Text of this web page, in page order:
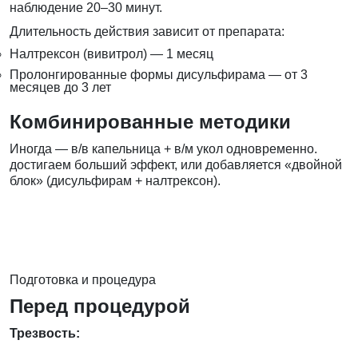
наблюдение 20–30 минут.
Длительность действия зависит от препарата:
Налтрексон (вивитрол) — 1 месяц
Пролонгированные формы дисульфирама — от 3
месяцев до 3 лет
Комбинированные методики
Иногда — в/в капельница + в/м укол одновременно.
достигаем больший эффект, или добавляется «двойной
блок» (дисульфирам + налтрексон).
Подготовка и процедура
Перед процедурой
Трезвость: